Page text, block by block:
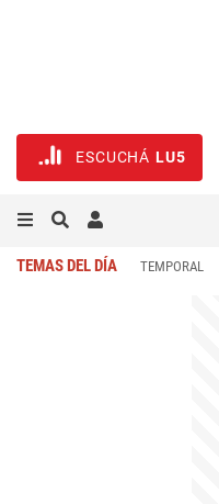
ESCUCHÁ LU5
TEMAS DEL DÍA TEMPORAL